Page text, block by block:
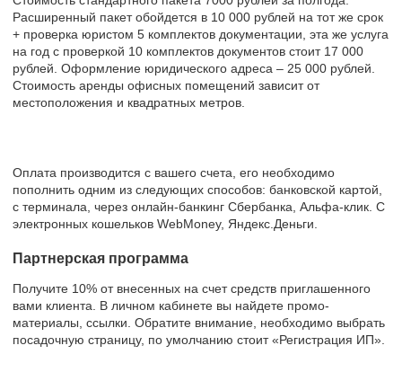
Расширенный пакет обойдется в 10 000 рублей на тот же срок
+ проверка юристом 5 комплектов документации, эта же услуга
на год с проверкой 10 комплектов документов стоит 17 000
рублей. Оформление юридического адреса – 25 000 рублей.
Стоимость аренды офисных помещений зависит от
местоположения и квадратных метров.
Оплата производится с вашего счета, его необходимо
пополнить одним из следующих способов: банковской картой,
с терминала, через онлайн-банкинг Сбербанка, Альфа-клик. С
электронных кошельков WebMoney, Яндекс.Деньги.
Партнерская программа
Получите 10% от внесенных на счет средств приглашенного
вами клиента. В личном кабинете вы найдете промо-
материалы, ссылки. Обратите внимание, необходимо выбрать
посадочную страницу, по умолчанию стоит «Регистрация ИП».